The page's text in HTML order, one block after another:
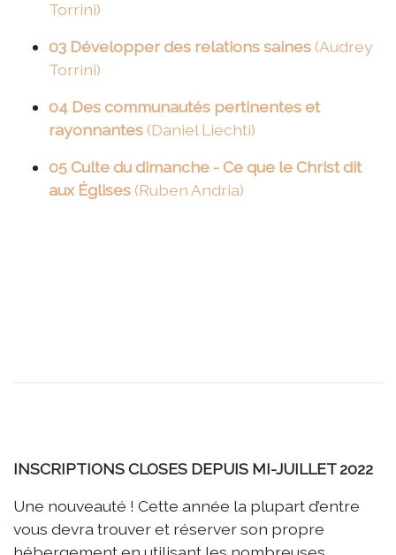
Torrini)
03 Développer des relations saines (Audrey
Torrini)
04 Des communautés pertinentes et
rayonnantes (Daniel Liechti)
05 Culte du dimanche - Ce que le Christ dit
aux Églises (Ruben Andria)
INSCRIPTIONS CLOSES DEPUIS MI-JUILLET 2022
Une nouveauté ! Cette année la plupart d’entre
vous devra trouver et réserver son propre